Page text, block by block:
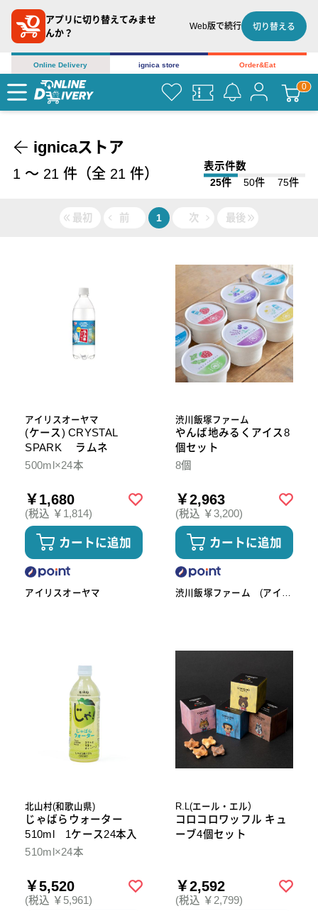
アプリに切り替えてみませ
んか？
Web版で続行 切り替える
Online Delivery ignica store Order&Eat
ignicaストア
1 〜 21 件（全 21 件）
表示件数
25件
50件 75件
最初 前 1 次 最後
アイリスオーヤマ
(ケース) CRYSTAL
SPARK ラムネ
500ml×24本
￥1,680
(税込 ￥1,814)
カートに追加
アイリスオーヤマ
渋川飯塚ファーム
やんば地みるくアイス8
個セット
8個
￥2,963
(税込 ￥3,200)
カートに追加
渋川飯塚ファーム (アイス
北山村(和歌山県)
じゃばらウォーター
510ml 1ケース24本入
510ml×24本
￥5,520
(税込 ￥5,961)
R.L(エール・エル）
コロコロワッフル キュ
ーブ4個セット
￥2,592
(税込 ￥2,799)